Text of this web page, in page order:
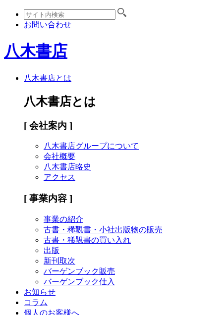
お問い合わせ
八木書店
八木書店とは
八木書店とは
[ 会社案内 ]
八木書店グループについて
会社概要
八木書店略史
アクセス
[ 事業内容 ]
事業の紹介
古書・稀覯書・小社出版物の販売
古書・稀覯書の買い入れ
出版
新刊取次
バーゲンブック販売
バーゲンブック仕入
お知らせ
コラム
個人のお客様へ